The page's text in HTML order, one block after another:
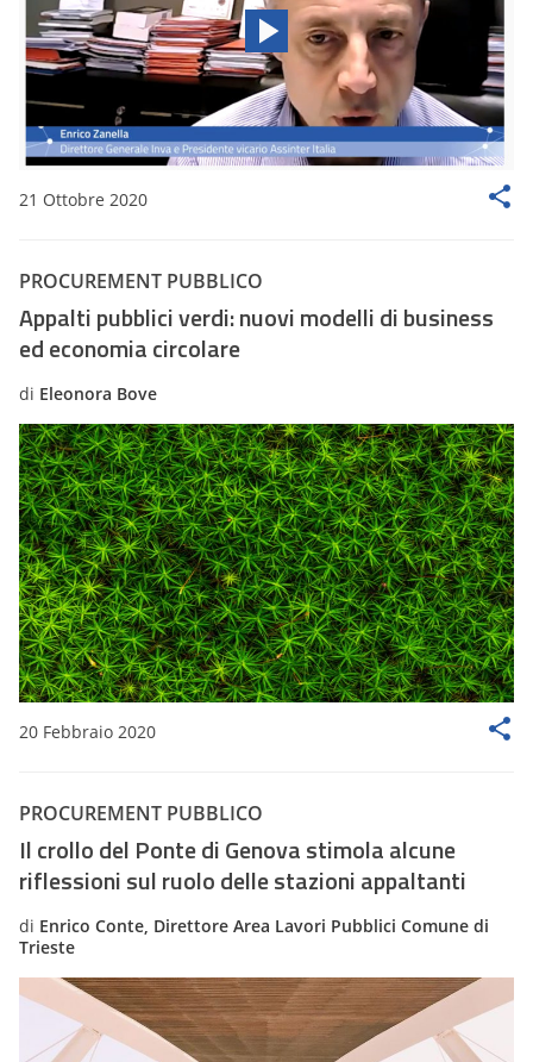
21 Ottobre 2020
PROCUREMENT PUBBLICO
Appalti pubblici verdi: nuovi modelli di business
ed economia circolare
di Eleonora Bove
20 Febbraio 2020
PROCUREMENT PUBBLICO
Il crollo del Ponte di Genova stimola alcune
riflessioni sul ruolo delle stazioni appaltanti
di Enrico Conte, Direttore Area Lavori Pubblici Comune di
Trieste